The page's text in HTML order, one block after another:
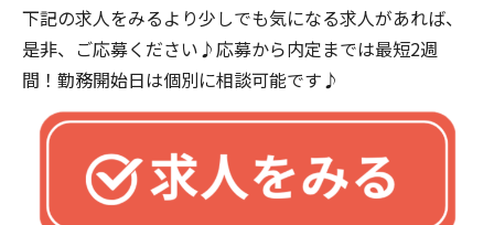
下記の求人をみるより少しでも気になる求人があれば、
是非、ご応募ください♪​​​​​​応募から内定までは最短2週
間！勤務開始日は個別に相談可能です♪